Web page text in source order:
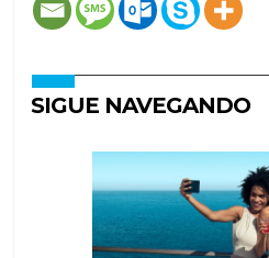
SIGUE NAVEGANDO